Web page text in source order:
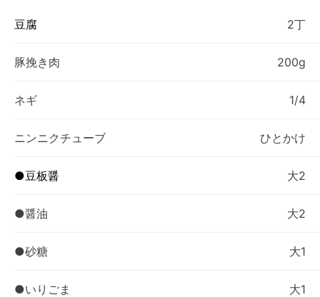
豆腐 2丁
豚挽き肉 200g
ネギ 1/4
ニンニクチューブ ひとかけ
●豆板醤 大2
●醤油 大2
●砂糖 大1
●いりごま 大1